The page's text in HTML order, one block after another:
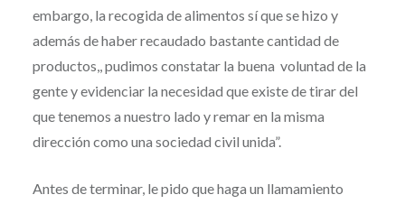
embargo, la recogida de alimentos sí que se hizo y
además de haber recaudado bastante cantidad de
productos,, pudimos constatar la buena voluntad de la
gente y evidenciar la necesidad que existe de tirar del
que tenemos a nuestro lado y remar en la misma
dirección como una sociedad civil unida”.
Antes de terminar, le pido que haga un llamamiento